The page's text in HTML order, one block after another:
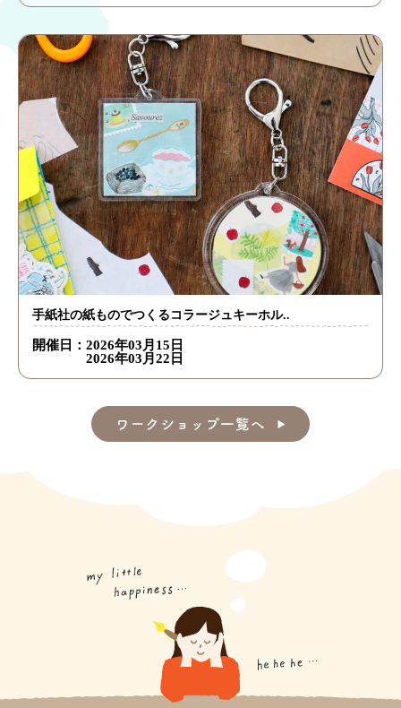
手紙社の紙ものでつくるコラージュキーホル..
開催日： 2026年03月15日
2026年03月22日